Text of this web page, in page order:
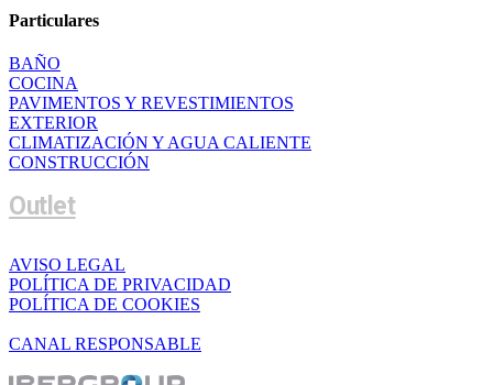
Particulares
BAÑO
COCINA
PAVIMENTOS Y REVESTIMIENTOS
EXTERIOR
CLIMATIZACIÓN Y AGUA CALIENTE
CONSTRUCCIÓN
Outlet
AVISO LEGAL
POLÍTICA DE PRIVACIDAD
POLÍTICA DE COOKIES
CANAL RESPONSABLE